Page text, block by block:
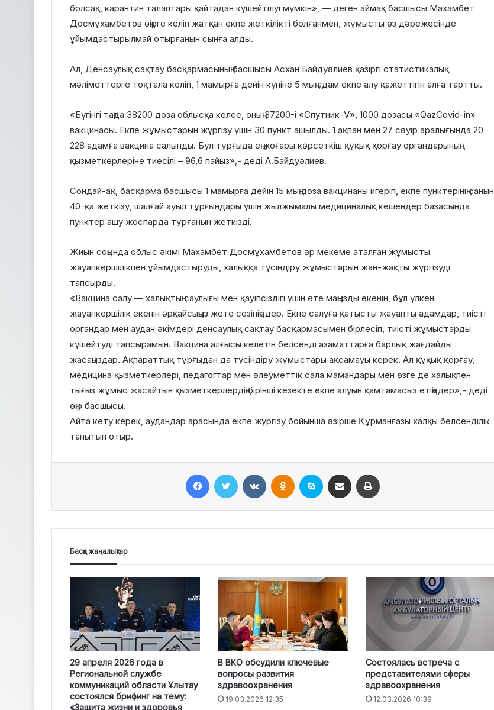
болсақ, карантин талаптары қайтадан күшейтілуі мүмкін», — деген аймақ басшысы Махамбет
Досмұхамбетов өңірге келіп жатқан екпе жеткілікті болғанмен, жұмысты өз дәрежесінде
ұйымдастырылмай отырғанын сынға алды.
Ал, Денсаулық сақтау басқармасының басшысы Асхан Байдуәлиев қазіргі статистикалық
мәліметтерге тоқтала келіп, 1 мамырға дейін күніне 5 мың адам екпе алу қажеттігін алға тартты.
«Бүгінгі таңда 38200 доза облысқа келсе, оның 37200-і «Спутник-V», 1000 дозасы «QazCovid-in»
вакцинасы. Екпе жұмыстарын жүргізу үшін 30 пункт ашылды. 1 ақпан мен 27 сәуір аралығында 20
228 адамға вакцина салынды. Бұл тұрғыда ең жоғары көрсеткіш құқық қорғау органдарының
қызметкерлеріне тиесілі – 96,6 пайыз»,- деді А.Байдуәлиев.
Сондай-ақ, басқарма басшысы 1 мамырға дейін 15 мың доза вакцинаны игеріп, екпе пунктерінің санын
40-қа жеткізу, шалғай ауыл тұрғындары үшін жылжымалы медициналық кешендер базасында
пунктер ашу жоспарда тұрғанын жеткізді.
Жиын соңында облыс әкімі Махамбет Досмұхамбетов әр мекеме аталған жұмысты
жауапкершілікпен ұйымдастыруды, халыққа түсіндіру жұмыстарын жан-жақты жүргізуді
тапсырды.
«Вакцина салу — халықтың саулығы мен қауіпсіздігі үшін өте маңызды екенін, бұл үлкен
жауапкершілік екенін әрқайсыңыз жете сезініңіздер. Екпе салуға қатысты жауапты адамдар, тиісті
органдар мен аудан әкімдері денсаулық сақтау басқармасымен бірлесіп, тиісті жұмыстарды
күшейтуді тапсырамын. Вакцина алғысы келетін белсенді азаматтарға барлық жағдайды
жасаңыздар. Ақпараттық тұрғыдан да түсіндіру жұмыстары ақсамауы керек. Ал құқық қорғау,
медицина қызметкерлері, педагогтар мен әлеуметтік сала мамандары мен өзге де халықпен
тығыз жұмыс жасайтын қызметкерлердің бірінші кезекте екпе алуын қамтамасыз етіңіздер»,- деді
өңір басшысы.
Айта кету керек, аудандар арасында екпе жүргізу бойынша әзірше Құрманғазы халқы белсенділік
танытып отыр.
Басқа жаңалықтар
29 апреля 2026 года в
Региональной службе
коммуникаций области Ұлытау
состоялся брифинг на тему:
«Защита жизни и здоровья
В ВКО обсудили ключевые
вопросы развития
здравоохранения
19.03.2026 12:35
Состоялась встреча с
представителями сферы
здравоохранения
12.03.2026 10:39